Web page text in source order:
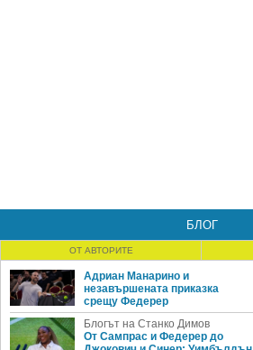
БЛОГ
ОТ АВТОРИТЕ
Адриан Манарино и
незавършената приказка
срещу Федерер
Блогът на Станко Димов
От Сампрас и Федерер до